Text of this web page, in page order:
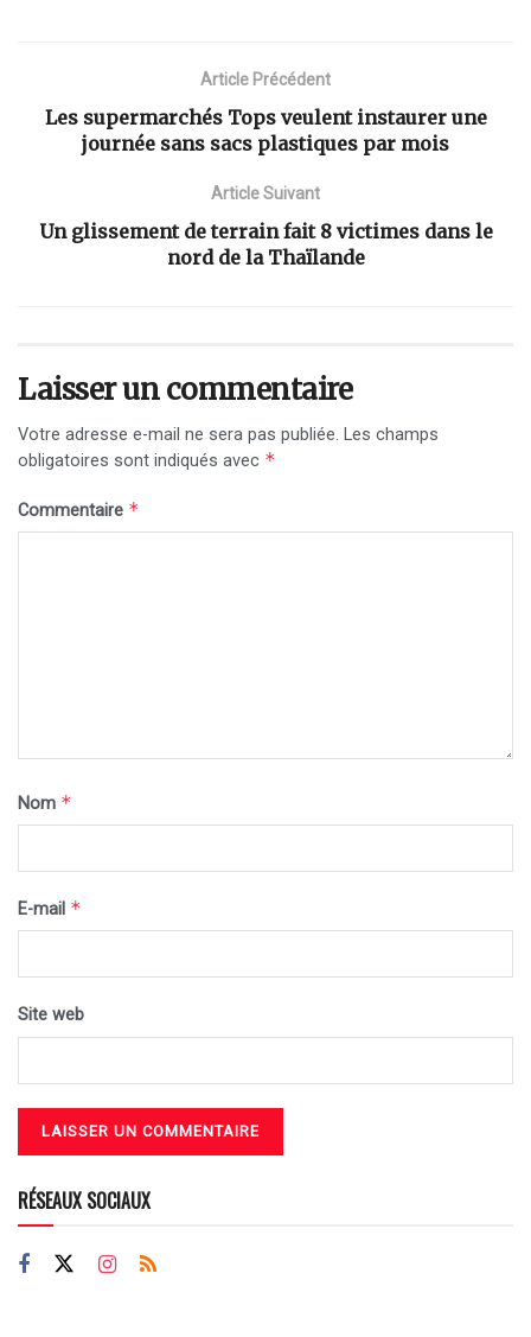
Article Précédent
Les supermarchés Tops veulent instaurer une
journée sans sacs plastiques par mois
Article Suivant
Un glissement de terrain fait 8 victimes dans le
nord de la Thaïlande
Laisser un commentaire
Votre adresse e-mail ne sera pas publiée. Les champs
obligatoires sont indiqués avec *
Commentaire *
Nom *
E-mail *
Site web
RÉSEAUX SOCIAUX